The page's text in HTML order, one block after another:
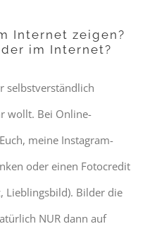
Internet zeigen?
im Internet?
selbstverständlich
wollt. Bei Online-
meine Instagram-
oder einen Fotocredit
Lieblingsbild). Bilder die
NUR dann auf